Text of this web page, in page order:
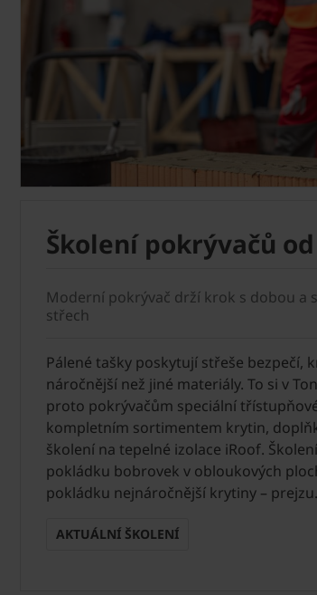
Školení pokrývačů
Moderní pokrývač drží krok s dobou a
střech
Pálené tašky poskytují střeše bezpečí,
náročnější než jiné materiály. To si v
proto pokrývačům speciální
kompletním sortimentem krytin,
školení na tepelné izolace iRoof.
pokládku bobrovek v obloukových
pokládku nejnáročnější krytiny – prejzu.
AKTUÁLNÍ ŠKOLENÍ